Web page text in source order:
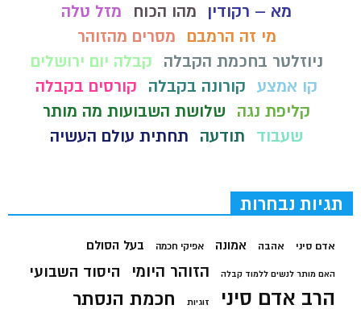
מא – רקודין
מהו הכוח
מזל טלה
מי זה הרמבם
מסרים מהזוהר
ניוזלטר בחכמת הקבלה
קבלה יום ירושלים
קו אמצע קורונה בקבלה
קורסים בקבלה
קליפת נגה
שלושת השבועות מה מותר
שעבוד
תודעה תחתית עולם העשיה
תגיות נבחרות
אדם סיני אהבה אמונה אפיקי חכמה בעל הסולם
האם מותר לנשים ללמוד קבלה הזוהר היומי היסוד השבועי
הרב אדם סיני זוגיות חכמת הנסתר